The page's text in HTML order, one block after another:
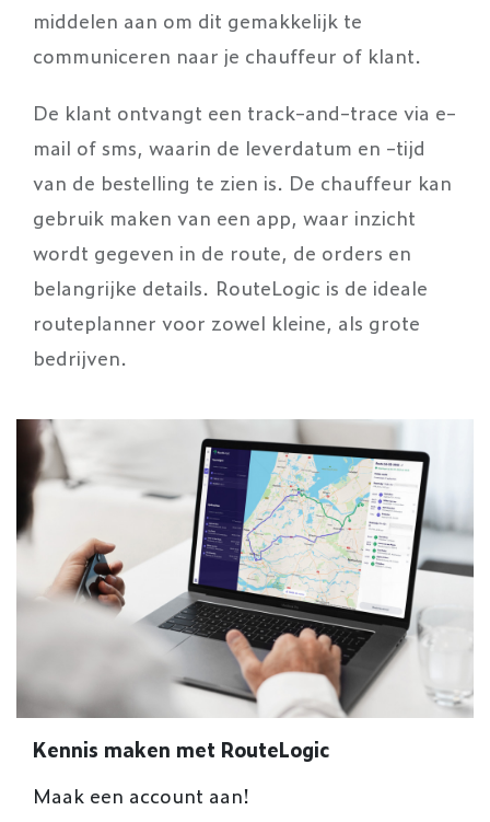
middelen aan om dit gemakkelijk te
communiceren naar je chauffeur of klant.
De klant ontvangt een track-and-trace via e-
mail of sms, waarin de leverdatum en -tijd
van de bestelling te zien is. De chauffeur kan
gebruik maken van een app, waar inzicht
wordt gegeven in de route, de orders en
belangrijke details. RouteLogic is de ideale
routeplanner voor zowel kleine, als grote
bedrijven.
Kennis maken met RouteLogic
Maak een account aan!